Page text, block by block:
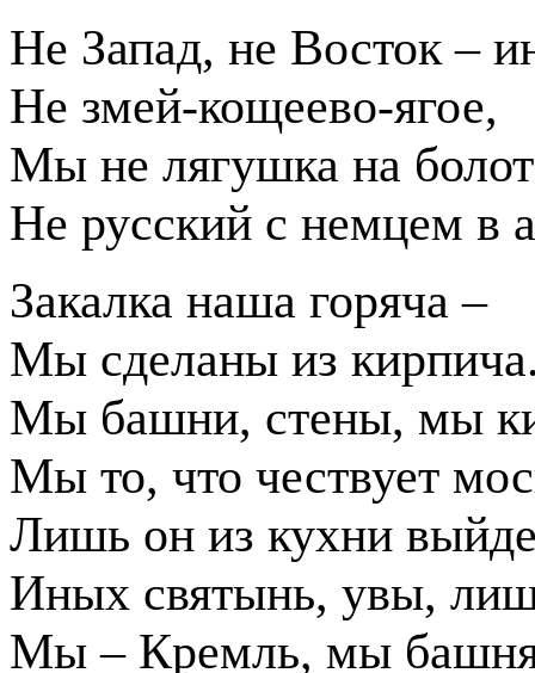
Не Запад, не Восток –
Не змей-кощеево-ягое,
Мы не лягушка на
Не русский с немцем в
Закалка наша горяча –
Мы сделаны из
Мы башни, стены, мы
Мы то, что чествует
Лишь он из кухни
Иных святынь, увы,
Мы – Кремль, мы